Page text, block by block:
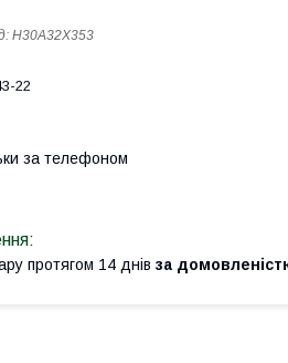
H30A32X353
22
за телефоном
протягом 14 днів за